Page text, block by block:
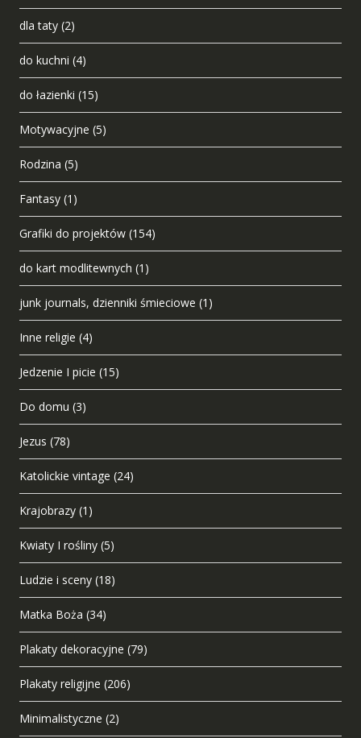
dla taty (2)
do kuchni (4)
do łazienki (15)
Motywacyjne (5)
Rodzina (5)
Fantasy (1)
Grafiki do projektów (154)
do kart modlitewnych (1)
junk journals, dzienniki śmieciowe (1)
Inne religie (4)
Jedzenie I picie (15)
Do domu (3)
Jezus (78)
Katolickie vintage (24)
Krajobrazy (1)
Kwiaty I rośliny (5)
Ludzie i sceny (18)
Matka Boża (34)
Plakaty dekoracyjne (79)
Plakaty religijne (206)
Minimalistyczne (2)